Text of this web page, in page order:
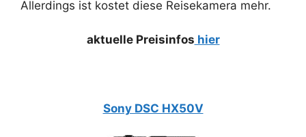
Allerdings ist kostet diese Reisekamera mehr.
aktuelle Preisinfos hier
Sony DSC HX50V